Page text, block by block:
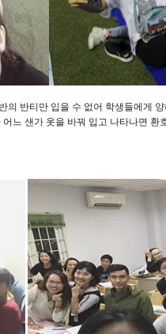
의 반티만 입을 수 없어 학생들에게
어느 샌가 옷을 바꿔 입고 나타나면 환